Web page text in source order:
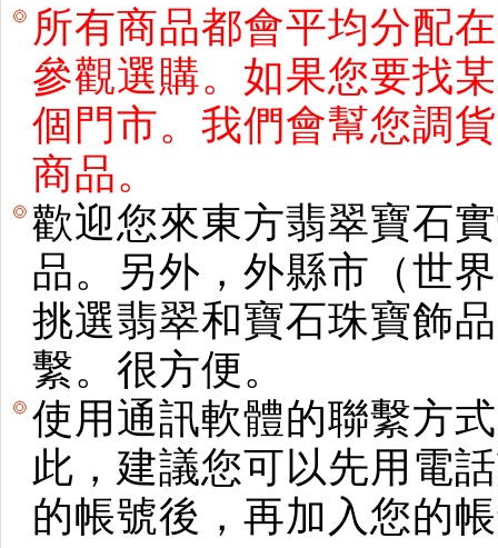
所有商品都會平均分配
參觀選購。如果您要找
個門市。我們會幫您調
商品。
歡迎您來東方翡翠寶石
品。另外，外縣市（世
挑選翡翠和寶石珠寶飾
繫。很方便。
使用通訊軟體的聯繫方
此，建議您可以先用電
的帳號後，再加入您的